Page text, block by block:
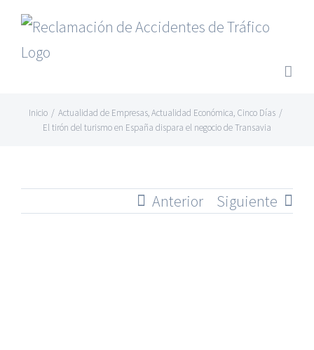
Saltar
contenido
Inicio / Actualidad de Empresas,Actualidad Económica, Cinco Días /
El tirón del turismo en España dispara el negocio de Transavia
Anterior Siguiente